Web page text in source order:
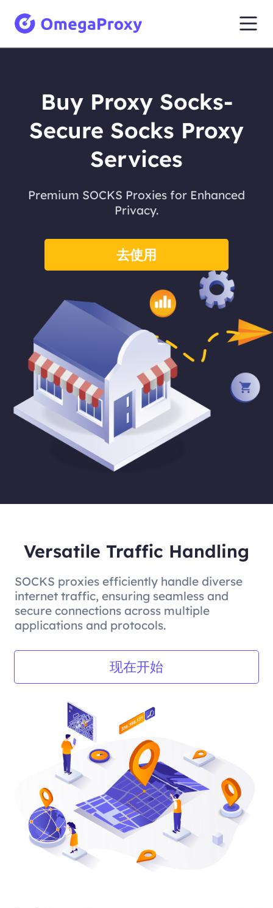
Buy Proxy Socks-
Secure Socks Proxy
Services
Premium SOCKS Proxies for Enhanced
Privacy.
去使用
Versatile Traffic Handling
SOCKS proxies efficiently handle diverse
internet traffic, ensuring seamless and
secure connections across multiple
applications and protocols.
现在开始